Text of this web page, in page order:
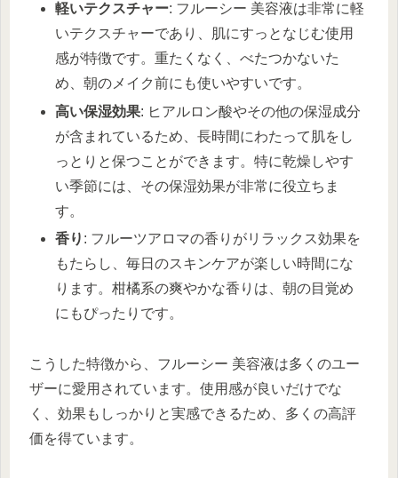
軽いテクスチャー: フルーシー 美容液は非常に軽
いテクスチャーであり、肌にすっとなじむ使用
感が特徴です。重たくなく、べたつかないた
め、朝のメイク前にも使いやすいです。
高い保湿効果: ヒアルロン酸やその他の保湿成分
が含まれているため、長時間にわたって肌をし
っとりと保つことができます。特に乾燥しやす
い季節には、その保湿効果が非常に役立ちま
す。
香り : フルーツアロマの香りがリラックス効果を
もたらし、毎日のスキンケアが楽しい時間にな
ります。柑橘系の爽やかな香りは、朝の目覚め
にもぴったりです。
こうした特徴から、フルーシー 美容液は多くのユー
ザーに愛用されています。使用感が良いだけでな
く、効果もしっかりと実感できるため、多くの高評
価を得ています。